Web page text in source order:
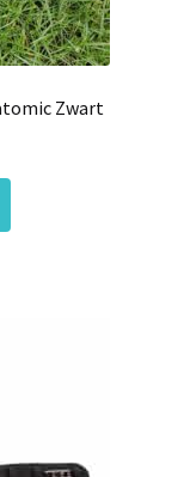
Zwart
worden